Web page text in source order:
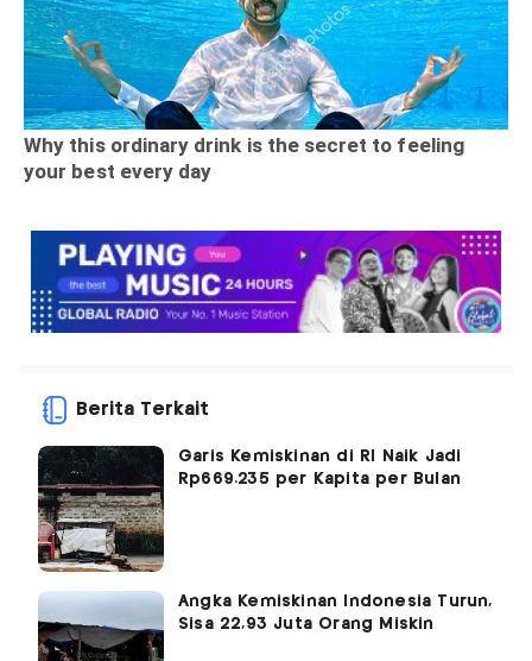
Berita Terkait
Garis Kemiskinan di RI Naik Jadi
Rp669.235 per Kapita per Bulan
Angka Kemiskinan Indonesia Turun,
Sisa 22,93 Juta Orang Miskin